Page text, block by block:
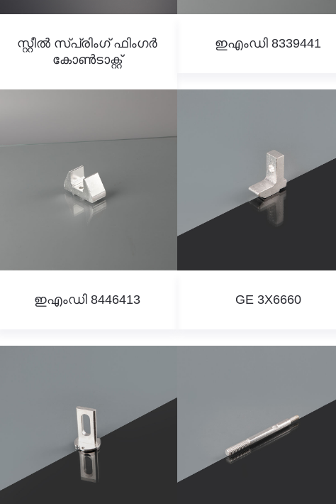
സ്റ്റീൽ സ്പ്രിംഗ് ഫിംഗർ
കോൺടാക്റ്റ്
ഇഎംഡി 8339441
ഇഎംഡി 8446413 GE 3X6660